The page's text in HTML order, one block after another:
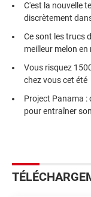
C'est la nouvelle
discrètement
Ce sont les trucs
meilleur melon en
Vous risquez
chez vous cet été
Project Panama :
pour entraîner